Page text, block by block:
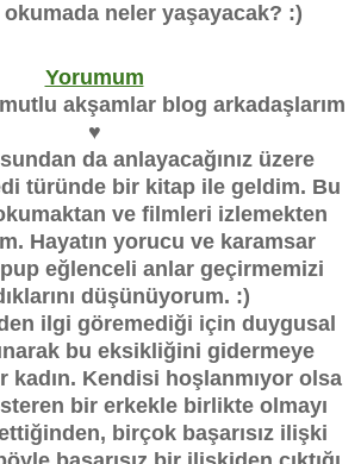
okumada neler yaşayacak? :)
Yorumum
akşamlar blog arkadaşlarım
♥
da anlayacağınız üzere
türünde bir kitap ile geldim. Bu
ve filmleri izlemekten
Hayatın yorucu ve karamsar
eğlenceli anlar geçirmemizi
düşünüyorum. :)
ilgi göremediği için duygusal
bu eksikliğini gidermeye
kadın. Kendisi hoşlanmıyor olsa
bir erkekle birlikte olmayı
birçok başarısız ilişki